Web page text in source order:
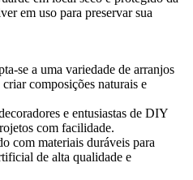
em uso para preservar sua
se a uma variedade de arranjos
composições naturais e
e entusiastas de DIY
com facilidade.
com materiais duráveis para
de alta qualidade e